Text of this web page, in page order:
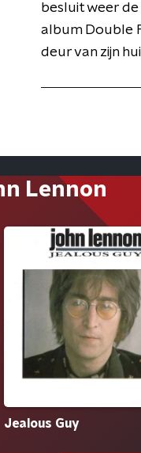
besluit weer
album Double
deur van zijn
Lennon
Jealous Guy